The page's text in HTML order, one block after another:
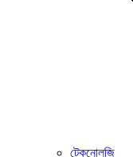
টেকনোলজি